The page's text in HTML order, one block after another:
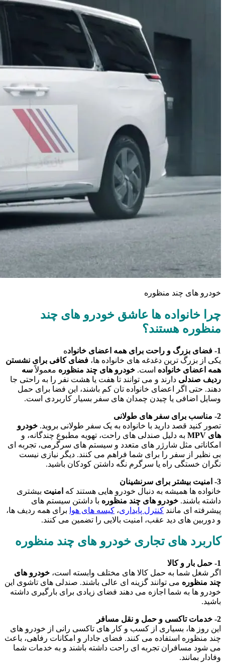
خودرو های چند منظوره
چرا خانواده ها عاشق خودرو های چند
منظوره هستند؟
1- فضای بزرگ و راحت برای همه اعضای خانواد
ه
یکی از بزرگ ترین دغدغه های خانواده ها، فضای کافی برای نشستن
همه اعضای خانواده است. خودرو های چند منظوره معمولاًسه
ردیف صندلی دارند و می توانند تا هفت یا هشت نفر را به راحتی جا
دهند. حتی اگر اعضای خانواده تان کم باشند، این فضا برای حمل
وسایل اضافی یا چیدن چمدان های سفر بسیار کاربردی است.
2- مناسب برای سفر های طولانی
تصور کنید قصد دارید با خانواده به یک سفر طولانی بروید. خودرو
های MPV
به دلیل صندلی های راحت، تهویه مطبوع چندگانه، و
امکاناتی مثل شارژر های متعدد و سیستم های سرگرمی، تجربه ای
بی نظیر از سفر را برای شما فراهم می کنند. دیگر نیازی نیست
نگران خستگی راه یا سرگرم نگه داشتن کودکان باشید.
3- امنیت بیشتر برای سرنشینان
خانواده ها همیشه به دنبال خودرو هایی هستند که امنیت بیشتری
داشته باشند. خودرو های چند منظوره با داشتن سیستم های
پیشرفته ای مانند کنترل پایداری، کیسه های هوا برای همه ردیف ها،
و دوربین های دید عقب، امنیت بالایی را تضمین می کنند.
کاربرد های تجاری خودرو های چند منظوره
1- حمل بار و کالا
اگر شغل شما به حمل کالا های مختلف وابسته است، خودرو های
چند منظوره می توانند گزینه ای عالی باشند. صندلی های تاشوی این
خودرو ها به شما اجازه می دهند فضای زیادی برای بارگیری داشته
باشید.
2- خدمات تاکسی و حمل و نقل مسافر
این روز ها، بسیاری از کسب و کار های تاکسی رانی از خودرو های
چند منظوره استفاده می کنند. فضای جادار و امکانات رفاهی، باعث
می شود مسافران تجربه ای راحت داشته باشند و به خدمات شما
وفادار بمانند.